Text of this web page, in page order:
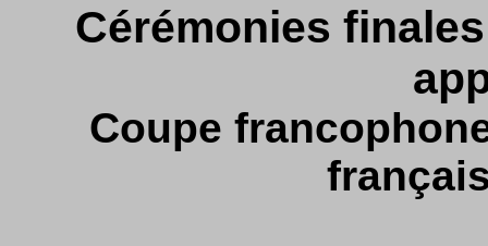
Cérémonies
Coupe